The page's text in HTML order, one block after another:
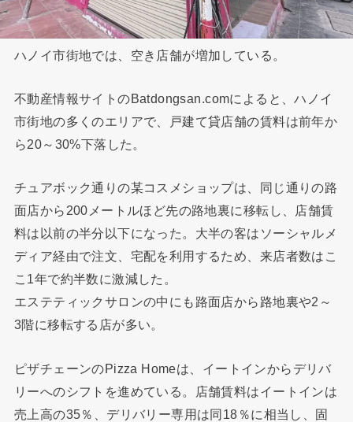
ハノイ市街地では、空き店舗が増加している。
不動産情報サイトのBatdongsan.comによると、ハノイ
市街地の多くのエリアで、戸建て貸店舗の賃料は前年か
ら20～30%下落した。
チュアボック通りの某コスメショップは、同じ通りの路
面店から200メートルほど先の路地裏に移転し、店舗賃
料は以前の半分以下になった。大半の客はソーシャルメ
ディア経由で注文、宅配を利用するため、来店者数はこ
こ1年で約半数に激減した。
エステティックサロンの中にも路面店から路地裏や2～
3階に移転する店が多い。
ピザチェーンのPizza Homeは、イートインからデリバ
リーへのシフトを進めている。店舗賃料はイートインは
売上高の35％、デリバリー専用は同18％に相当し、固